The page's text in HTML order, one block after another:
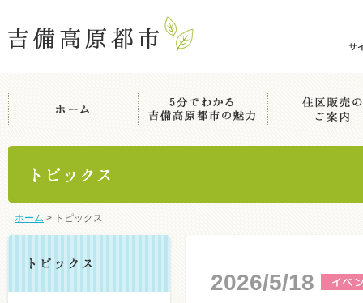
ホーム > トピックス
2026/5/18